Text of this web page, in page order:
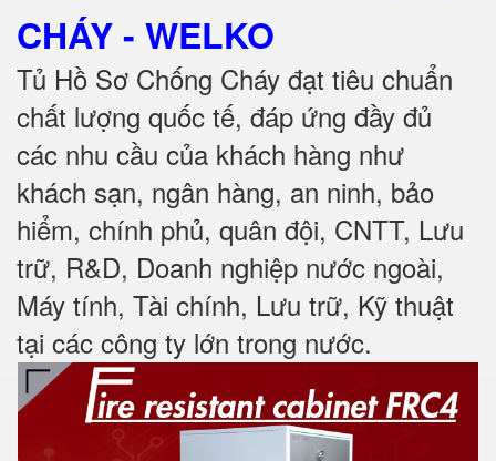
CHÁY- WELKO
Tủ Hồ Sơ Chống Cháy đạt tiêu chuẩn
chất lượng quốc tế, đáp ứng đầy đủ
các nhu cầu của khách hàng như
khách sạn, ngân hàng, an ninh, bảo
hiểm, chính phủ, quân đội, CNTT, Lưu
trữ, R&D, Doanh nghiệp nước ngoài,
Máy tính, Tài chính, Lưu trữ, Kỹ thuật
tại các công ty lớn trong nước.